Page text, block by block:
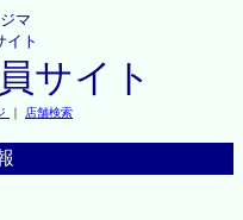
マ
イト
サイト
｜ 店舗検索